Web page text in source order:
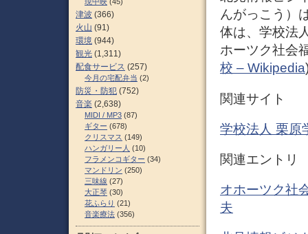
んがっこう）
体は、学校法
ホーツク社会
校 – Wikipedia
関連サイト
学校法人 栗原
関連エントリ
オホーツク社
夫
津波 (366)
火山 (91)
環境 (944)
観光 (1,311)
配食サービス (257)
今月の宅配弁当 (2)
防災・防犯 (752)
音楽 (2,638)
MIDI / MP3 (87)
ギター (678)
クリスマス (149)
ハンガリー人 (10)
フラメンコギター (34)
マンドリン (250)
三味線 (27)
大正琴 (30)
花ふらり (21)
音楽療法 (356)